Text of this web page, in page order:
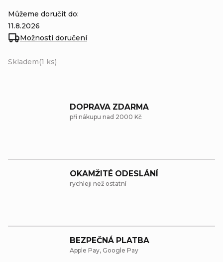
Skladem(1 ks)
Můžeme doručit do:
11.8.2026
Možnosti doručení
DOPRAVA ZDARMA
při nákupu nad 2000 Kč
OKAMŽITÉ ODESLÁNÍ
rychleji než ostatní
BEZPEČNÁ PLATBA
Apple Pay, Google Pay